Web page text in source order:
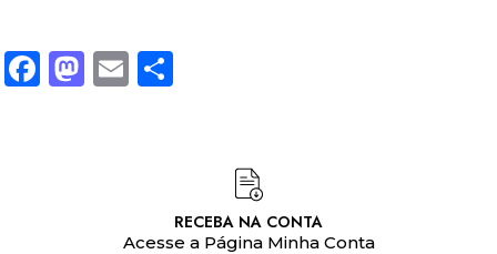
Facebook
Mastodon
Email
RECEBA NA CONTA
Acesse a Página Minha Conta